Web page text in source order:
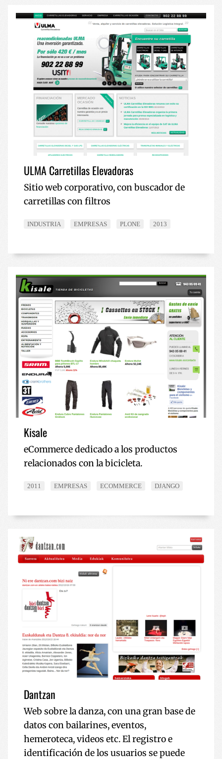
ULMA Carretillas Elevadoras
Sitio web corporativo, con buscador de
carretillas con filtros
INDUSTRIA EMPRESAS PLONE 2013
Kisale
eCommerce dedicado a los productos
relacionados con la bicicleta.
2011 EMPRESAS ECOMMERCE DJANGO
Dantzan
Web sobre la danza, con una gran base de
datos con bailarines, eventos,
hemeroteca, videos etc. El registro e
identificación de los usuarios se puede